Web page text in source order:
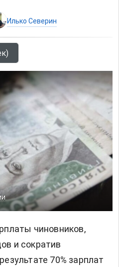
Илько Северин
чиновников,
и сократив
70% зарплат